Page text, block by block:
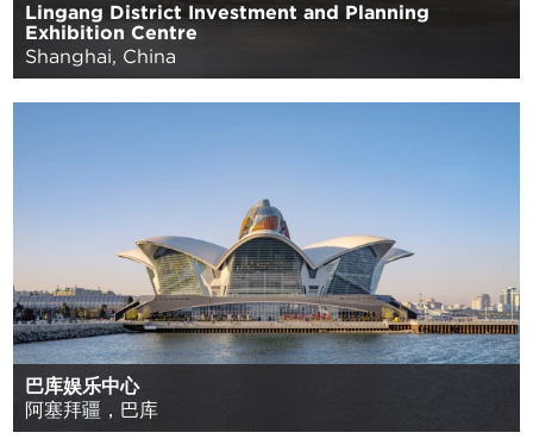
Lingang District Investment and Planning
Exhibition Centre
Shanghai, China
巴库娱乐中心
阿塞拜疆，巴库